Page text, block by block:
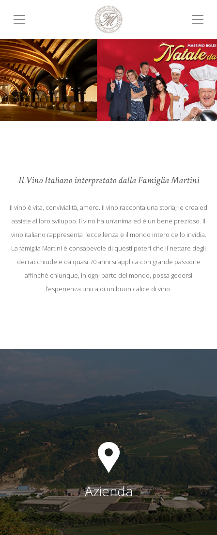
Il Vino Italiano interpretato dalla Famiglia Martini
Il vino è vita, convivialità, amore. Il vino racconta una storia, le crea ed
assiste al loro sviluppo. Il vino ha un’anima ed è un bene prezioso. Il
vino italiano rappresenta l’eccellenza e il mondo intero ce lo invidia.
La famiglia Martini è consapevole di questi poteri che il nettare degli
dei racchiude e da quasi 70 anni si applica con grande passione
affinché chiunque, in ogni parte del mondo, possa godersi
l’esperienza unica di un buon calice di vino.
Azienda